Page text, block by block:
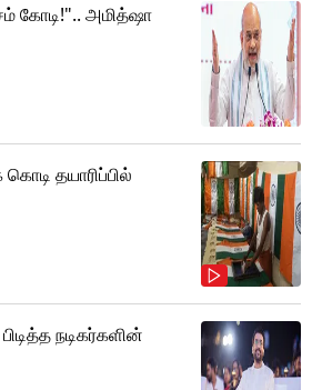
கோடி!".. அமித்ஷா
தயாரிப்பில்
நடிகர்களின்